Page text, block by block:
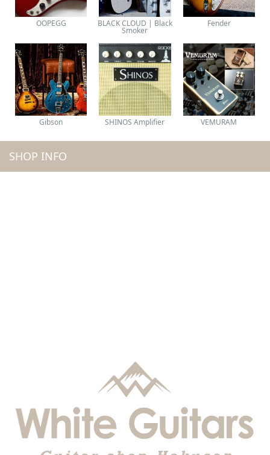
OOPEGG BLACK CLOUD | Black
Smoker
Fender
Gibson SHINOS Amplifier VEMURAM
SHOP INFO